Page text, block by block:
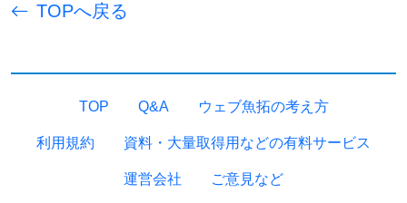
TOPへ戻る
TOP Q&A ウェブ魚拓の考え方
利用規約 資料・大量取得用などの有料サービス
運営会社 ご意見など